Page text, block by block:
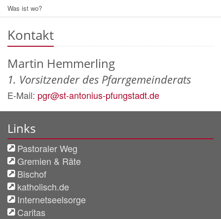
Was ist wo?
Kontakt
Martin Hemmerling
1. Vorsitzender des Pfarrgemeinderats
E-Mail: pgr@st-antonius-pfungstadt.de
Links
Pastoraler Weg
Gremien & Räte
Bischof
katholisch.de
Internetseelsorge
Caritas